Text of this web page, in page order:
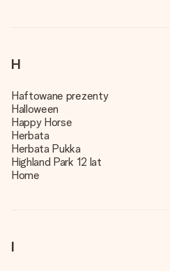
H
Haftowane prezenty
Halloween
Happy Horse
Herbata
Herbata Pukka
Highland Park 12 lat
Home
I